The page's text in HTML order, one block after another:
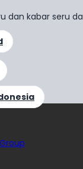
dan kabar seru